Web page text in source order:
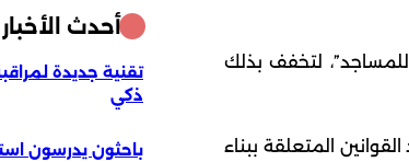
وصف بأنه “مناهض للمساجد”، لتخفف بذلك
الشمالية” المعادي للهجرة في بداية عام 2015، بتشديد القوانين المتعلقة ببناء
أحدث الأخبار
تقنية جديدة
ذكي
باحثون يدرسون